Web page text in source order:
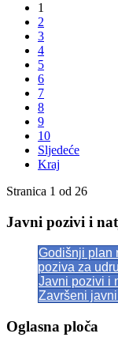
1
2
3
4
5
6
7
8
9
10
Sljedeće
Kraj
Stranica 1 od 26
Javni pozivi i
Godišnji plan
poziva za
Javni pozivi i
Završeni
Oglasna ploča